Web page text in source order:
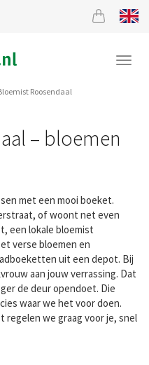
Roosendaal
– bloemen
met een mooi boeket.
of woont net even
een lokale bloemist
verse bloemen en
uit een depot. Bij
aan jouw verrassing. Dat
de deur opendoet. Die
waar we het voor doen.
regelen we graag voor je, snel